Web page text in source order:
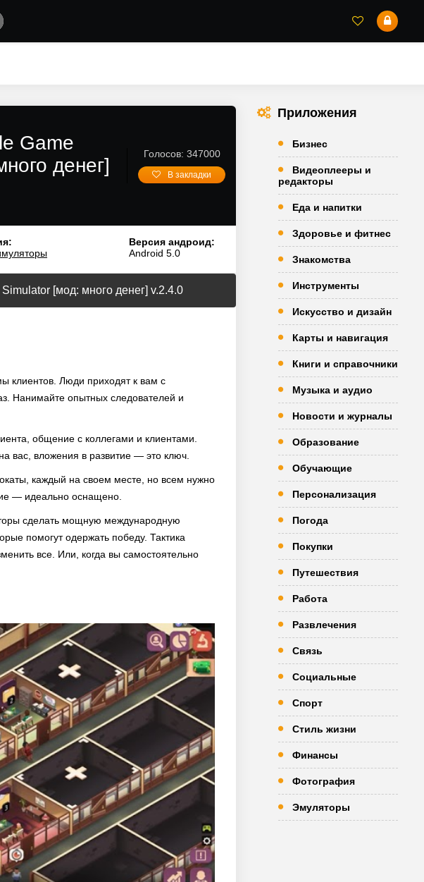
Game
денег]
Голосов: 347000
В закладки
Версия андроид:
Android 5.0
[мод: много денег] v.2.4.0
клиентов. Люди приходят к вам с
Нанимайте опытных следователей и
общение с коллегами и клиентами.
вас, вложения в развитие — это ключ.
каждый на своем месте, но всем нужно
— идеально оснащено.
сделать мощную международную
помогут одержать победу. Тактика
все. Или, когда вы самостоятельно
Приложения
Бизнес
Видеоплееры и
редакторы
Еда и напитки
Здоровье и фитнес
Знакомства
Инструменты
Искусство и дизайн
Карты и навигация
Книги и справочники
Музыка и аудио
Новости и журналы
Образование
Обучающие
Персонализация
Погода
Покупки
Путешествия
Работа
Развлечения
Связь
Социальные
Спорт
Стиль жизни
Финансы
Фотография
Эмуляторы